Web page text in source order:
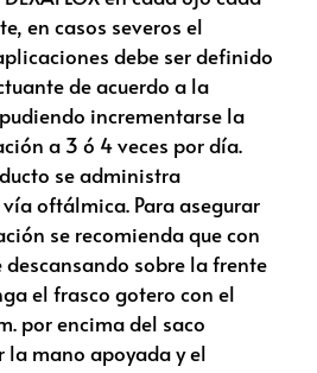
en casos severos el
debe ser definido
de acuerdo a la
incrementarse la
a 3 ó 4 veces por día.
se administra
oftálmica. Para asegurar
se recomienda que con
sobre la frente
el frasco gotero con el
por encima del saco
mano apoyada y el